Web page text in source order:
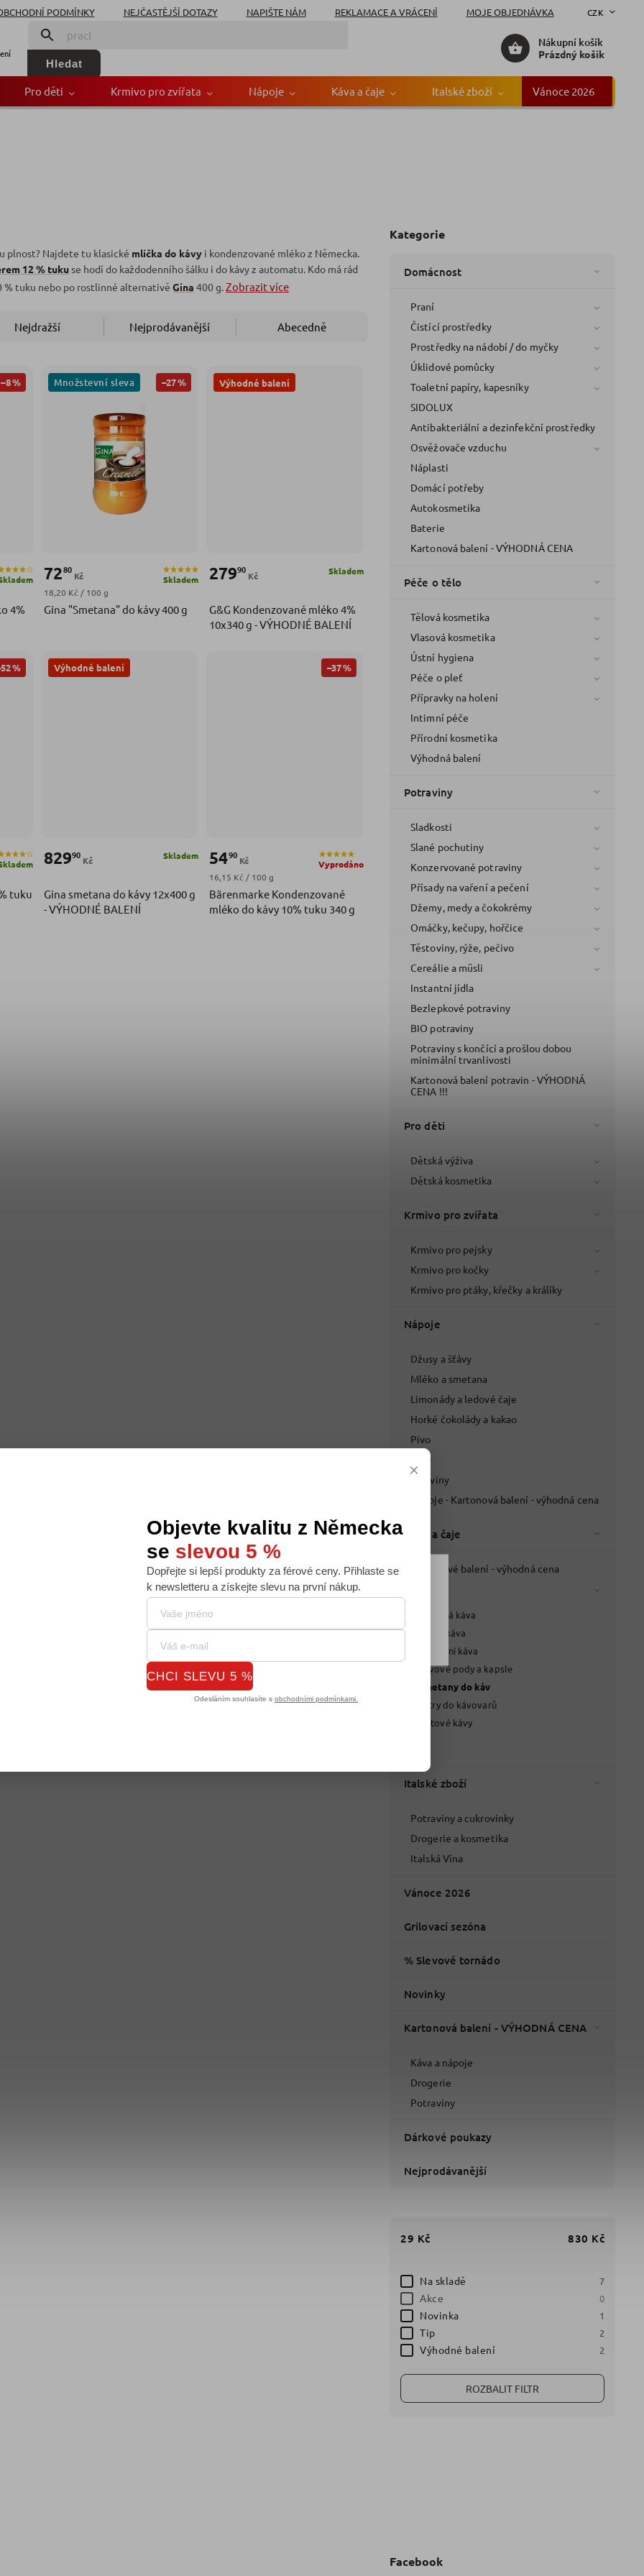
nabídku na míru, ale abychom to zvládli, používáme k
Používáním tohoto webu s tím souhlasíte.
Souhlasím
PODMÍNKY NEJČASTĚJŠÍ DOTAZY NAPIŠTE NÁM REKLAMACE A VRÁCENÍ MOJE OBJEDNÁVKA CZK
Hledat
Nákupní košík
Prázdný košík
Pro děti Krmivo pro zvířata Nápoje Káva a čaje Italské zboží Vánoce 2026
Kategorie
Domácnost
Praní
Čistící prostředky
Prostředky na nádobí / do myčky
Úklidové pomůcky
Toaletní papíry, kapesníky
SIDOLUX
Antibakteriální a dezinfekční prostředky
Osvěžovače vzduchu
Náplasti
Domácí potřeby
Autokosmetika
Baterie
Kartonová balení - VÝHODNÁ CENA
Péče o tělo
Tělová kosmetika
Vlasová kosmetika
Ústní hygiena
Péče o pleť
Přípravky na holení
Intimní péče
Přírodní kosmetika
Výhodná balení
Potraviny
Sladkosti
Slané pochutiny
Konzervované potraviny
Přísady na vaření a pečení
Džemy, medy a čokokrémy
Omáčky, kečupy, hořčice
Těstoviny, rýže, pečivo
Cereálie a müsli
Instantní jídla
Bezlepkové potraviny
BIO potraviny
Potraviny s končící a prošlou dobou
minimální trvanlivosti
Kartonová balení potravin - VÝHODNÁ
CENA !!!
Pro děti
Dětská výživa
Dětská kosmetika
Krmivo pro zvířata
Krmivo pro pejsky
Krmivo pro kočky
Krmivo pro ptáky, křečky a králíky
Nápoje
Džusy a šťávy
Mléko a smetana
Limonády a ledové čaje
Horké čokolády a kakao
Pivo
Víno
Lihoviny
Nápoje - Kartonová balení - výhodná cena
Káva a čaje
Kartonové balení - výhodná cena
Zrnková káva
Mletá káva
Instantní káva
Kávové pody a kapsle
Smetany do káv
Filtry do kávovarů
Hotové kávy
Italské zboží
Potraviny a cukrovinky
Drogerie a kosmetika
Italská Vína
Vánoce 2026
Grilovací sezóna
% Slevové tornádo
Novinky
Kartonová balení - VÝHODNÁ CENA
Káva a nápoje
Drogerie
Potraviny
Dárkové poukazy
Nejprodávanější
29 Kč 830 Kč
Na skladě 7
Akce 0
Novinka 1
Tip 2
Výhodné balení 2
ROZBALIT FILTR
Facebook
plnost? Najdete tu klasické mlíčka do kávy i kondenzované mléko z Německa.
12 % tukuse hodí do každodenního šálku i do kávy z automatu. Kdo má rád
% tuku nebo po rostlinné alternativě Gina 400 g.Zobrazit více
Nejdražší Nejprodávanější Abecedně
–8 %
4%
Množstevní sleva –27 %
Gina "Smetana" do kávy 400 g
Skladem
7280
Kč
Měrná cena:
18,20 Kč / 100 g
Výhodné balení
G&G Kondenzované mléko 4%
10x340 g - VÝHODNÉ BALENÍ
Skladem
27990
Kč
%
tuku
Výhodné balení
Gina smetana do kávy 12x400 g
- VÝHODNÉ BALENÍ
Skladem
82990
Kč
–37 %
Bärenmarke Kondenzované
mléko do kávy 10% tuku 340 g
Vyprodáno
5490
Kč
Měrná cena:
16,15 Kč / 100 g
×
Objevte kvalitu z Německa
se slevou 5 %
Dopřejte si lepší produkty za férové ceny. Přihlaste se
k newsletteru a získejte slevu na první nákup.
CHCI SLEVU 5 %
Odesláním souhlasíte s obchodními podmínkami.